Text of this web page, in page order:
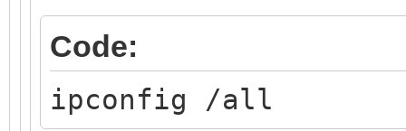
Code:
ipconfig /all